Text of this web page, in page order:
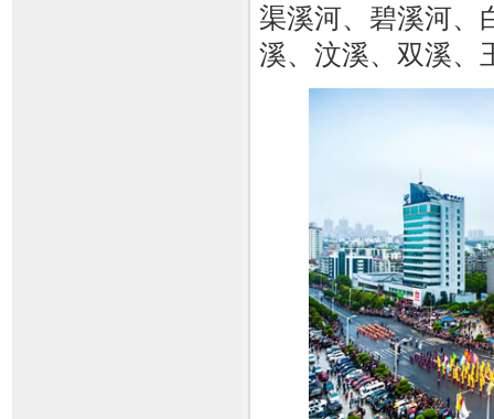
渠溪河、碧溪河、
溪、汶溪、双溪、